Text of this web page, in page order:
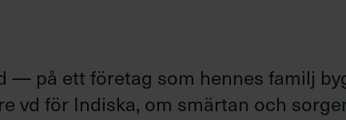
— på ett företag som hennes familj
vd för Indiska, om smärtan och